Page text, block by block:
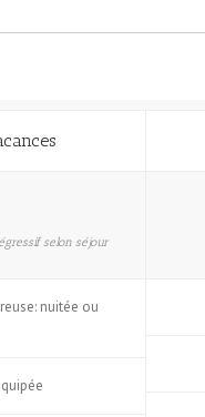
selon séjour
nuitée ou